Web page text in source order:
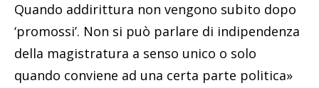
Quando addirittura non vengono subito dopo
‘promossi’. Non si può parlare di indipendenza
della magistratura a senso unico o solo
quando conviene ad una certa parte politica»